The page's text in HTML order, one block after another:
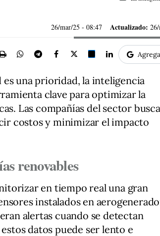
26/mar/25 - 08:47 Actualizado:
una prioridad, la inteligencia
clave para optimizar la
Las compañías del sector
costos y minimizar el impacto
renovables
en tiempo real una gran
instalados en
alertas cuando se detectan
datos puede ser lento e